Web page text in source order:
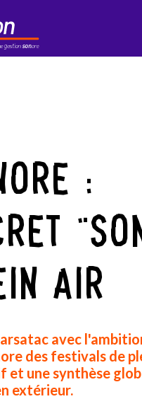
:
AIR
avec
des festivals de
une synthèse
extérieur.